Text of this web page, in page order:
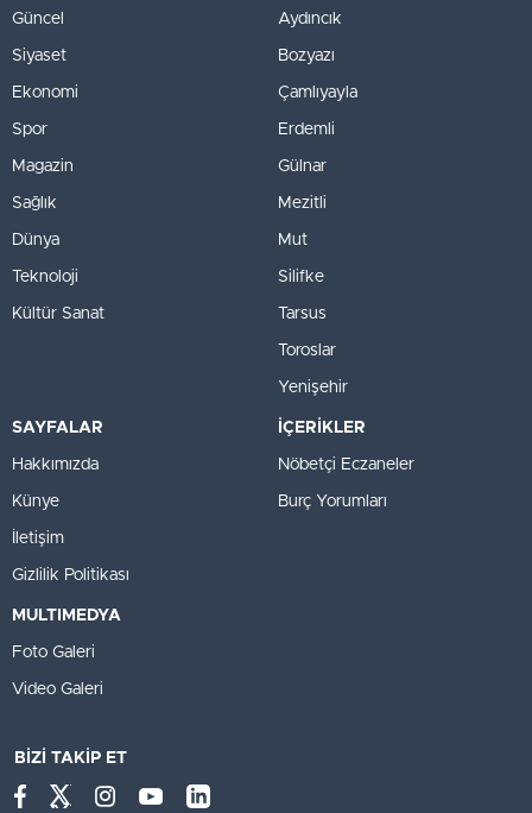
Güncel
Siyaset
Ekonomi
Spor
Magazin
Sağlık
Dünya
Teknoloji
Kültür Sanat
Aydıncık
Bozyazı
Çamlıyayla
Erdemli
Gülnar
Mezitli
Mut
Silifke
Tarsus
Toroslar
Yenişehir
SAYFALAR
Hakkımızda
Künye
İletişim
Gizlilik Politikası
İÇERİKLER
Nöbetçi Eczaneler
Burç Yorumları
MULTIMEDYA
Foto Galeri
Video Galeri
BİZİ TAKİP ET